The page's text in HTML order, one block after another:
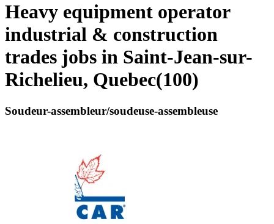
Heavy equipment operator
industrial & construction
trades jobs in Saint-Jean-sur-
Richelieu, Quebec(100)
Soudeur-assembleur/soudeuse-assembleuse